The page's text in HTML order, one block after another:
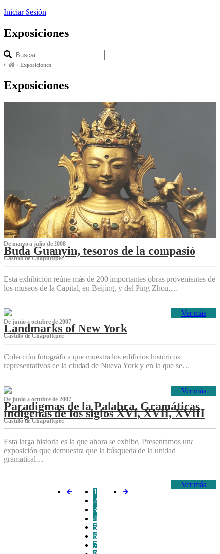
Iniciar Sesión
Exposiciones
/ Exposiciones
Exposiciones
De marzo a julio de 2008
Buda Guanyin, tesoros de la compasió
Castillo de Chapultepec
Esta exhibición reúne más de 200 importantes obras provenientes de
los museos de la Capital, en Beijing, y del Ping Zhou,…
Ver más
De junio a octubre de 2007
Landmarks of New York
Castillo de Chapultepec
Colección fotográfica que muestra los edificios históricos
representativos de la ciudad de Nueva York y en la que se…
Ver más
De junio a octubre de 2007
Paradigmas de la Palabra. Gramáticas
indígenas de los siglos XVI, XVII, XVIII
Castillo de Chapultepec
Esta larga historia es la que ahora se exhibe. Presentamos una
exposición que demuestra que la búsqueda de la unidad
gramatical…
Ver más
1
2
3
4
5
6
7